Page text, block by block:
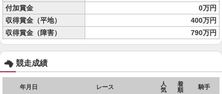
付加賞金
0万円
収得賞金（平地）
400万円
収得賞金（障害）
790万円
競走成績
年月日 レース
人
気
着
順
騎手